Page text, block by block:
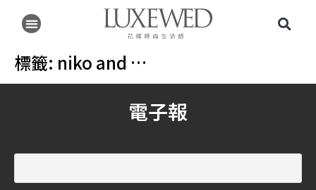
標籤: niko and …
電子報